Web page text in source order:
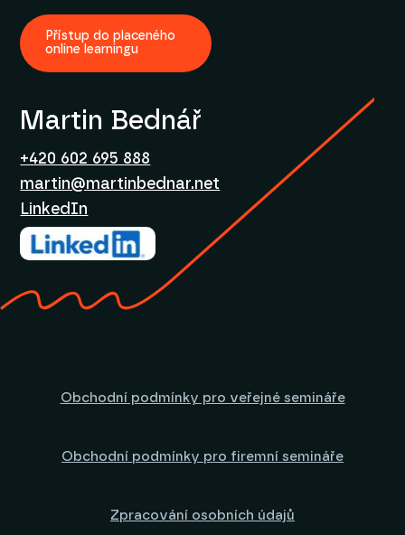
Přístup do placeného
online learningu
Martin Bednář
+420 602 695 888
martin@martinbednar.net
LinkedIn
Obchodní podmínky pro veřejné semináře
Obchodní podmínky pro firemní semináře
Zpracování osobních údajů